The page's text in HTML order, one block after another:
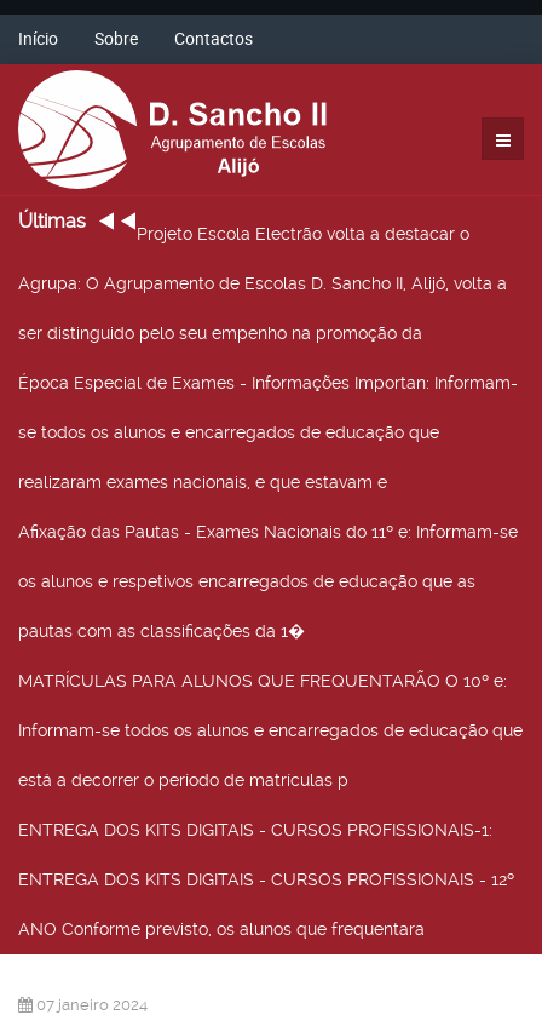
Início Sobre Contactos
Últimas
Projeto Escola Electrão volta a destacar o
Agrupa: O Agrupamento de Escolas D. Sancho II, Alijó, volta a
ser distinguido pelo seu empenho na promoção da
Época Especial de Exames - Informações Importan: Informam-
se todos os alunos e encarregados de educação que
realizaram exames nacionais, e que estavam e
Afixação das Pautas - Exames Nacionais do 11º e: Informam-se
os alunos e respetivos encarregados de educação que as
pautas com as classificações da 1�
MATRÍCULAS PARA ALUNOS QUE FREQUENTARÃO O 10º e:
Informam-se todos os alunos e encarregados de educação que
está a decorrer o período de matrículas p
ENTREGA DOS KITS DIGITAIS - CURSOS PROFISSIONAIS-1:
ENTREGA DOS KITS DIGITAIS - CURSOS PROFISSIONAIS - 12º
ANO Conforme previsto, os alunos que frequentara
07 janeiro 2024